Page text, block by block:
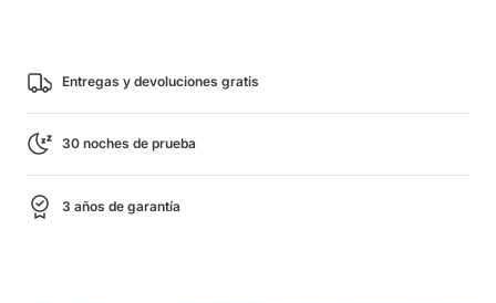
Entregas y devoluciones gratis
30 noches de prueba
3 años de garantía